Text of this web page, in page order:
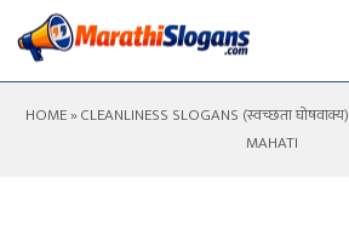
HOME»CLEANLINESS SLOGANS (स्वच्छता घोषवाक्य)
MAHATI